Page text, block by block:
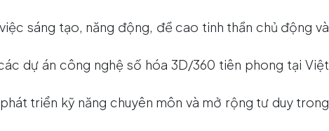
sáng tạo, năng động, đề cao tinh thần chủ động và
dự án công nghệ số hóa 3D/360 tiên phong tại Việt
triển kỹ năng chuyên môn và mở rộng tư duy trong